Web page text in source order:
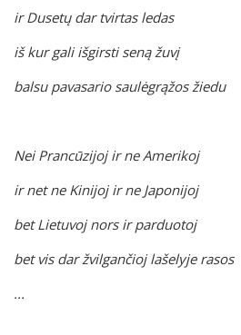
ir Dusetų dar tvirtas ledas
iš kur gali išgirsti seną žuvį
balsu pavasario saulėgrąžos žiedu
Nei Prancūzijoj ir ne Amerikoj
ir net ne Kinijoj ir ne Japonijoj
bet Lietuvoj nors ir parduotoj
bet vis dar žvilgančioj lašelyje rasos
...